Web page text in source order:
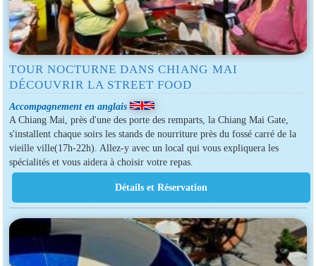
TOUR NOCTURNE DANS CHIANG MAI
DÉCOUVRIR LA STREET FOOD
Accompagnement en anglais
A Chiang Mai, près d'une des porte des remparts, la Chiang Mai Gate,
s'installent chaque soirs les stands de nourriture près du fossé carré de la
vieille ville(17h-22h). Allez-y avec un local qui vous expliquera les
spécialités et vous aidera à choisir votre repas.